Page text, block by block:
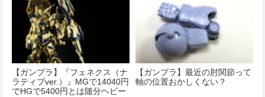
【ガンプラ】『フェネクス（ナ
ラティブver.）』MGで14040円
でHGで5400円とは随分ヘビー
【ガンプラ】最近の肘関節って
軸の位置おかしくない？